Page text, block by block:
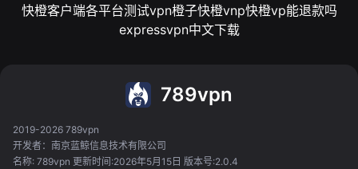
快橙客户端各平台测试vpn橙子快橙vnp快橙vp能退款吗
expressvpn中文下载
789vpn
2019-2026 789vpn
开发者：南京蓝鲸信息技术有限公司
名称: 789vpn 更新时间:2026年5月15日 版本号:2.0.4